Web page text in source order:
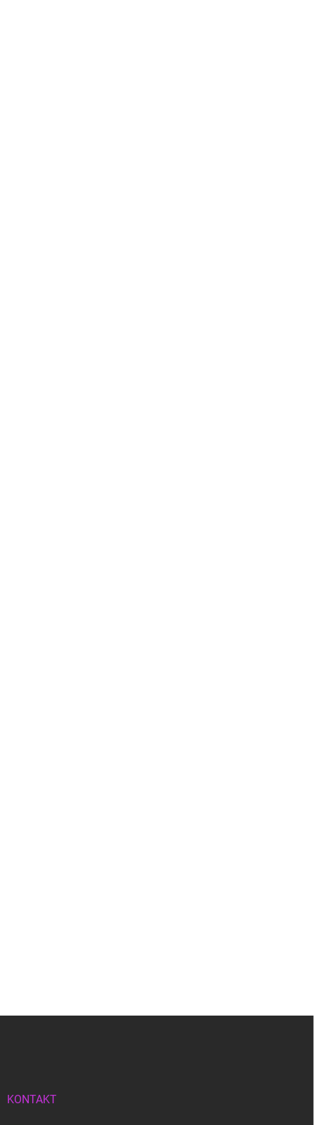
KONTAKT